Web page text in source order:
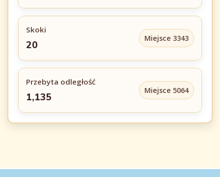
Skoki
20
Miejsce 3343
Przebyta odległość
1,135
Miejsce 5064